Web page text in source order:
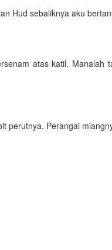
Hud sebaliknya aku
atas katil. Manalah
perutnya. Perangai